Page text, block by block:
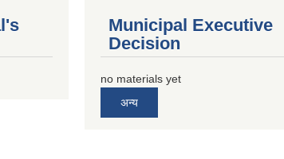
Municipal Executive
Decision
no materials yet
अन्य